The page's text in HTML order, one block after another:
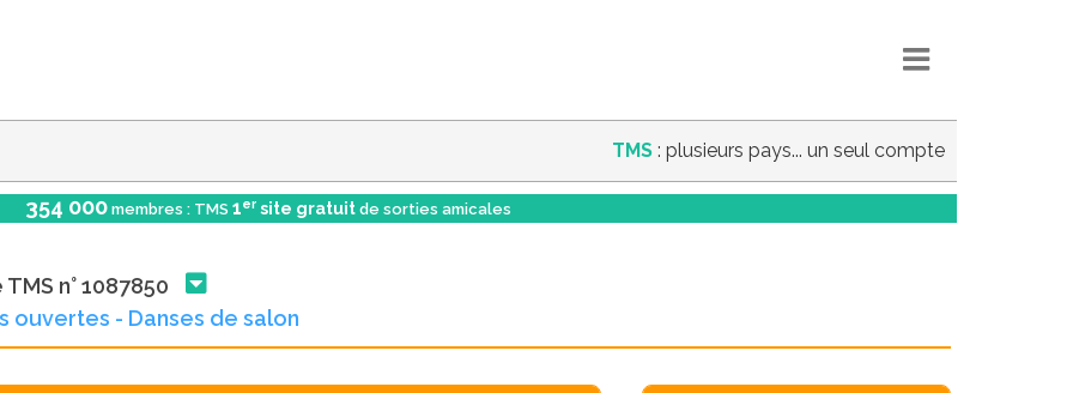
TMS : plusieurs pays... un seul compte
354 000 membres : TMS 1er site gratuit de sorties amicales
n° 1087850
ouvertes - Danses de salon